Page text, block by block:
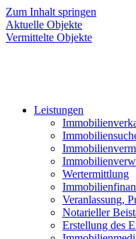
Zum Inhalt springen
Aktuelle Objekte
Vermittelte Objekte
Leistungen
Wertermittlung
Veranlassung,
Notarieller
Erstellung des